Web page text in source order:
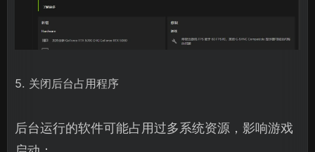
5. 关闭后台占用程序
后台运行的软件可能占用过多系统资源，影响游戏